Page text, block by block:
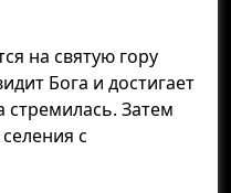
на святую гору
Бога и достигает
стремилась. Затем
с